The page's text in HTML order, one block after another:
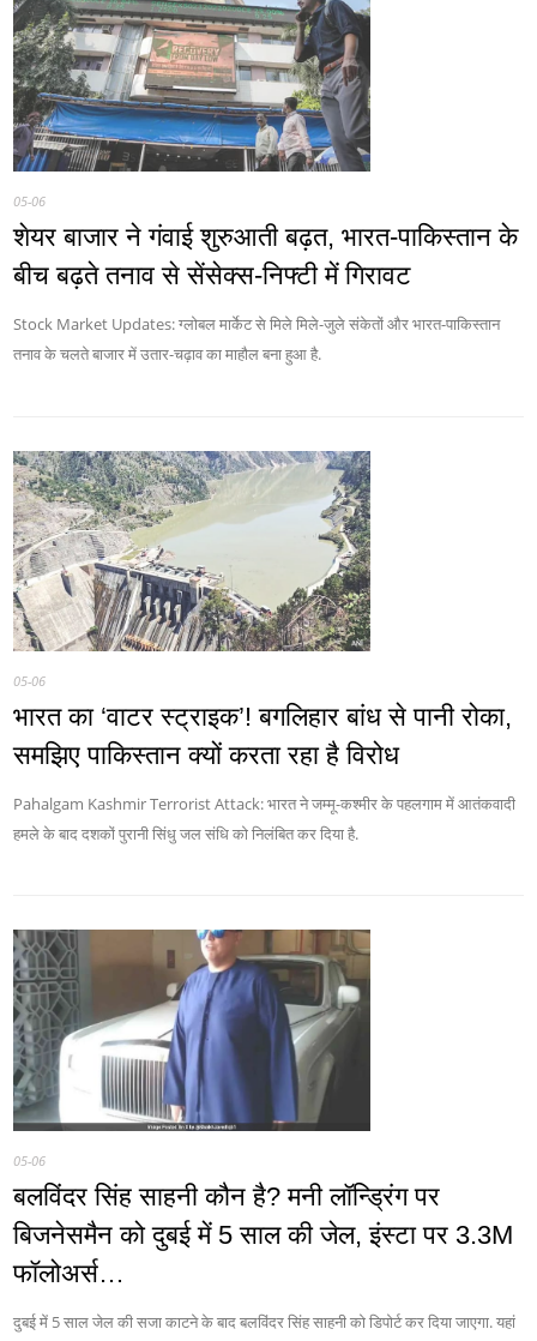
05-06
शेयर बाजार ने गंवाई शुरुआती बढ़त, भारत-पाकिस्तान के
बीच बढ़ते तनाव से सेंसेक्स-निफ्टी में गिरावट
Stock Market Updates: ग्लोबल मार्केट से मिले मिले-जुले संकेतों और भारत-पाकिस्तान
तनाव के चलते बाजार में उतार-चढ़ाव का माहौल बना हुआ है.
05-06
भारत का ‘वाटर स्ट्राइक’! बगलिहार बांध से पानी रोका,
समझिए पाकिस्तान क्यों करता रहा है विरोध
Pahalgam Kashmir Terrorist Attack: भारत ने जम्मू-कश्मीर के पहलगाम में आतंकवादी
हमले के बाद दशकों पुरानी सिंधु जल संधि को निलंबित कर दिया है.
05-06
बलविंदर सिंह साहनी कौन है? मनी लॉन्ड्रिंग पर
बिजनेसमैन को दुबई में 5 साल की जेल, इंस्टा पर 3.3M
फॉलोअर्स…
दुबई में 5 साल जेल की सजा काटने के बाद बलविंदर सिंह साहनी को डिपोर्ट कर दिया जाएगा. यहां